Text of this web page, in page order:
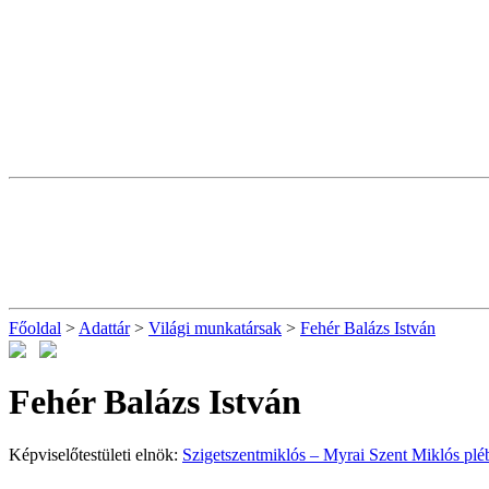
Főoldal > Adattár> Világi munkatársak > Fehér Balázs István
Fehér Balázs István
Képviselőtestületi elnök: Szigetszentmiklós – Myrai Szent Miklós